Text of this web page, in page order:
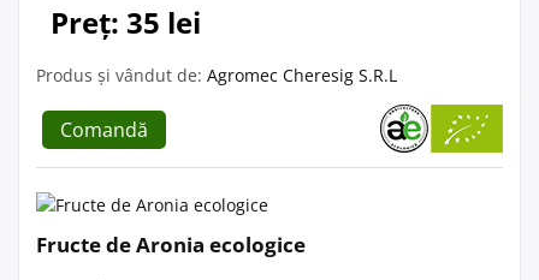
Preț: 35 lei
Produs și vândut de: Agromec Cheresig S.R.L
Comandă
Fructe de Aronia ecologice